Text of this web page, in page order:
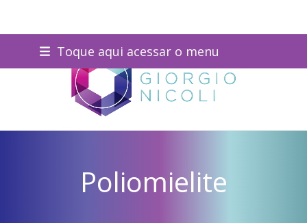
content
Toque aqui acessar o menu
Poliomielite